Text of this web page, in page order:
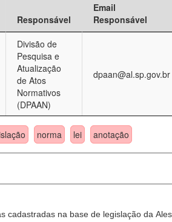
Responsável
Email
Responsável
Divisão de
Pesquisa e
Atualização
de Atos
Normativos
(DPAAN)
dpaan@al.sp.gov.br
norma lei anotação
cadastradas na base de legislação da